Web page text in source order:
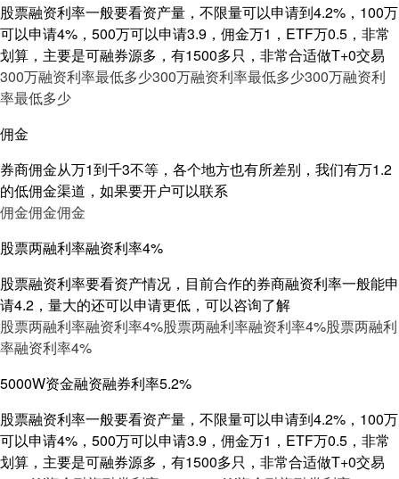
股票融资利率一般要看资产量，不限量可以申请到4.2%，100万
可以申请4%，500万可以申请3.9，佣金万1，ETF万0.5，非常
划算，主要是可融券源多，有1500多只，非常合适做T+0交易
300万融资利率最低多少300万融资利率最低多少300万融资利
率最低多少
佣金
券商佣金从万1到千3不等，各个地方也有所差别，我们有万1.2
的低佣金渠道，如果要开户可以联系
佣金佣金佣金
股票两融利率融资利率4%
股票融资利率要看资产情况，目前合作的券商融资利率一般能申
请4.2，量大的还可以申请更低，可以咨询了解
股票两融利率融资利率4%股票两融利率融资利率4%股票两融利
率融资利率4%
5000W资金融资融券利率5.2%
股票融资利率一般要看资产量，不限量可以申请到4.2%，100万
可以申请4%，500万可以申请3.9，佣金万1，ETF万0.5，非常
划算，主要是可融券源多，有1500多只，非常合适做T+0交易